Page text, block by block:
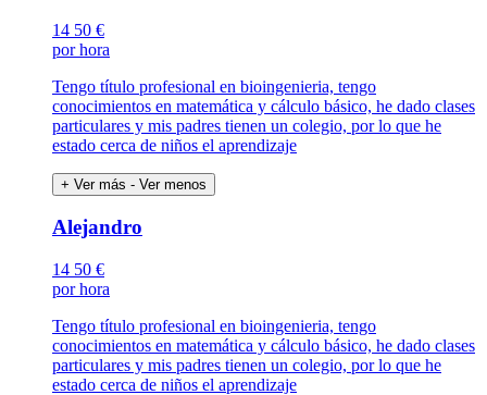
14 50 €
por hora
Tengo título profesional en bioingenieria, tengo
conocimientos en matemática y cálculo básico, he dado clases
particulares y mis padres tienen un colegio, por lo que he
estado cerca de niños el aprendizaje
+ Ver más - Ver menos
Alejandro
14 50 €
por hora
Tengo título profesional en bioingenieria, tengo
conocimientos en matemática y cálculo básico, he dado clases
particulares y mis padres tienen un colegio, por lo que he
estado cerca de niños el aprendizaje